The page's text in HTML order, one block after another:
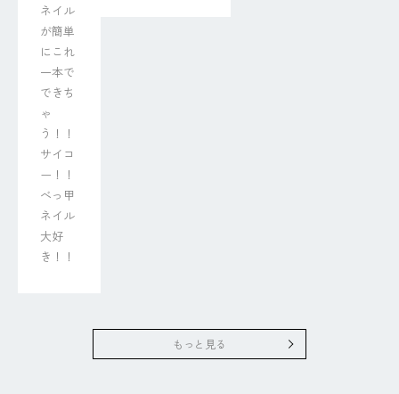
ネイル
が簡単
にこれ
一本で
できち
ゃ
う！！
サイコ
ー！！
べっ甲
ネイル
大好
き！！
もっと見る